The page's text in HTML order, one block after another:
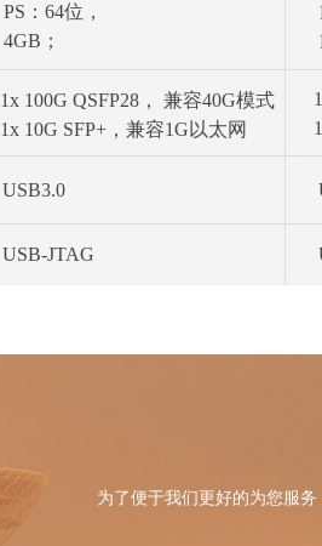
为了便于我们更好的为您服
PS：64位，
4GB；
PL：32位，2GB
1x 100G QSFP28， 兼容40G模式
1x 10G SFP+，兼容1G以太网
USB3.0
USB-JTAG